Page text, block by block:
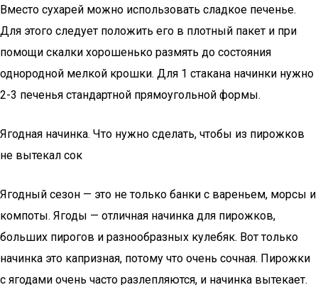
Вместо сухарей можно использовать сладкое печенье.
Для этого следует положить его в плотный пакет и при
помощи скалки хорошенько размять до состояния
однородной мелкой крошки. Для 1 стакана начинки нужно
2-3 печенья стандартной прямоугольной формы.
Ягодная начинка. Что нужно сделать, чтобы из пирожков
не вытекал сок
Ягодный сезон — это не только банки с вареньем, морсы и
компоты. Ягоды — отличная начинка для пирожков,
больших пирогов и разнообразных кулебяк. Вот только
начинка это капризная, потому что очень сочная. Пирожки
с ягодами очень часто разлепляются, и начинка вытекает.